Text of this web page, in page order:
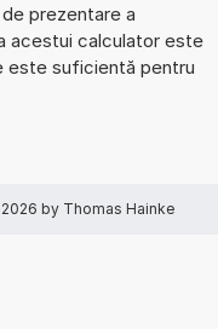
prezentare a
acestui calculator este
este suficientă pentru
by Thomas Hainke